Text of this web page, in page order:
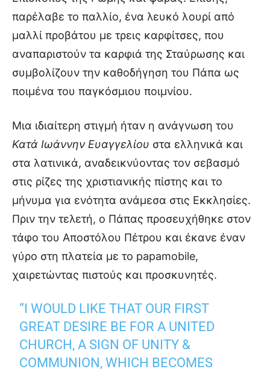
παρέλαβε το παλλίο, ένα λευκό λουρί από
μαλλί προβάτου με τρεις καρφίτσες, που
αναπαριστούν τα καρφιά της Σταύρωσης και
συμβολίζουν την καθοδήγηση του Πάπα ως
ποιμένα του παγκόσμιου ποιμνίου.
Μια ιδιαίτερη στιγμή ήταν η ανάγνωση του
Κατά Ιωάννην Ευαγγελίου στα ελληνικά και
στα λατινικά, αναδεικνύοντας τον σεβασμό
στις ρίζες της χριστιανικής πίστης και το
μήνυμα για ενότητα ανάμεσα στις Εκκλησίες.
Πριν την τελετή, ο Πάπας προσευχήθηκε στον
τάφο του Αποστόλου Πέτρου και έκανε έναν
γύρο στη πλατεία με το papamobile,
χαιρετώντας πιστούς και προσκυνητές.
“I WOULD LIKE THAT OUR FIRST
GREAT DESIRE BE FOR A UNITED
CHURCH, A SIGN OF UNITY &
COMMUNION, WHICH BECOMES